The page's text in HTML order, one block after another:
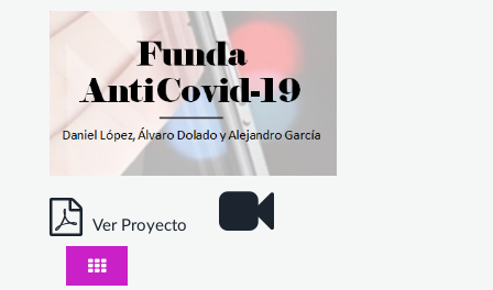
Ver Proyecto